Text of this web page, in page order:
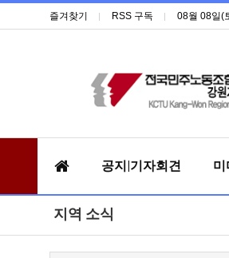
즐겨찾기 RSS 구독 08월 08일(
공지|기자회견 미
지역 소식